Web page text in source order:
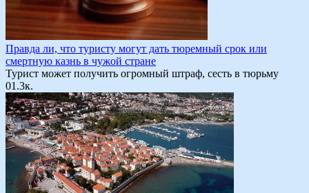
Правда ли, что туристу могут дать тюремный срок или
смертную казнь в чужой стране
Турист может получить огромный штраф, сесть в тюрьму
01.3к.